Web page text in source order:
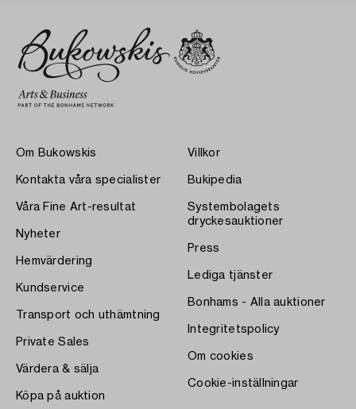
Om Bukowskis
Kontakta våra specialister
Våra Fine Art-resultat
Nyheter
Hemvärdering
Kundservice
Transport och uthämtning
Private Sales
Värdera & sälja
Köpa på auktion
Villkor
Bukipedia
Systembolagets
dryckesauktioner
Press
Lediga tjänster
Bonhams - Alla auktioner
Integritetspolicy
Om cookies
Cookie-inställningar